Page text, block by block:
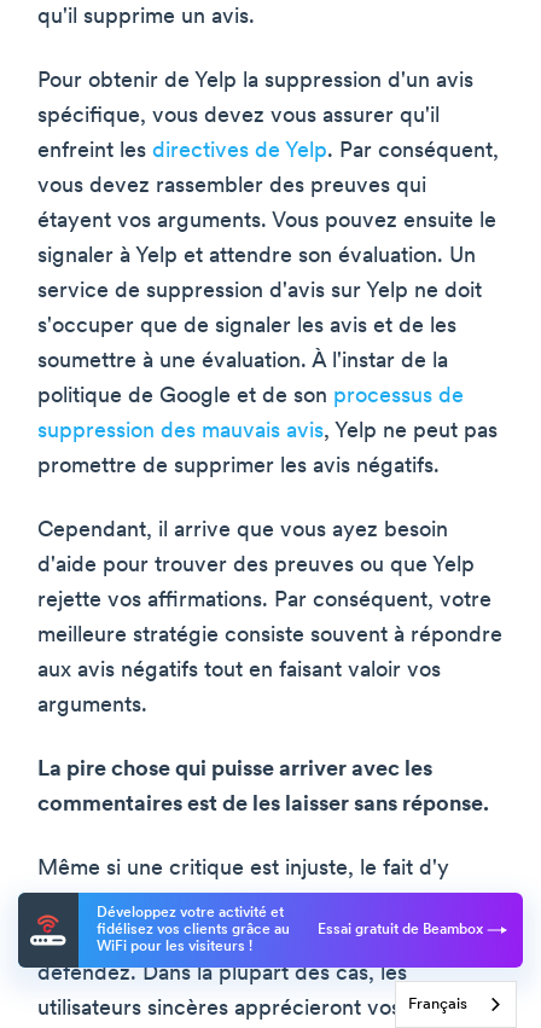
qu'il supprime un avis.
Pour obtenir de Yelp la suppression d'un avis
spécifique, vous devez vous assurer qu'il
enfreint les directives de Yelp. Par conséquent,
vous devez rassembler des preuves qui
étayent vos arguments. Vous pouvez ensuite le
signaler à Yelp et attendre son évaluation. Un
service de suppression d'avis sur Yelp ne doit
s'occuper que de signaler les avis et de les
soumettre à une évaluation. À l'instar de la
politique de Google et de son processus de
suppression des mauvais avis, Yelp ne peut pas
promettre de supprimer les avis négatifs.
Cependant, il arrive que vous ayez besoin
d'aide pour trouver des preuves ou que Yelp
rejette vos affirmations. Par conséquent, votre
meilleure stratégie consiste souvent à répondre
aux avis négatifs tout en faisant valoir vos
arguments.
La pire chose qui puisse arriver avec les
commentaires est de les laisser sans réponse.
Même si une critique est injuste, le fait d'y
répondre montre clairement que vous vous
souciez de votre entreprise et que vous la
défendez. Dans la plupart des cas, les
utilisateurs sincères apprécieront vos efforts
Développez votre activité et
fidélisez vos clients grâce au
WiFi pour les visiteurs !
Essai gratuit de Beambox
Français